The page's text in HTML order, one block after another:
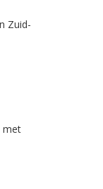
Zuid-
met